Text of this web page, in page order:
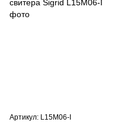
Артикул: L15M06-I